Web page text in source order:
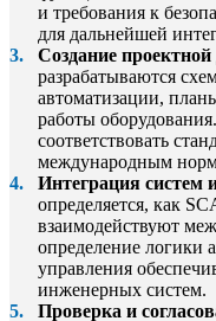
и требования к
для дальнейшей
Создание
разрабатываются
автоматизации,
работы
соответствовать
международным
Интеграция систем
определяется, как
взаимодействуют
определение логики
управления
инженерных систем.
Проверка и